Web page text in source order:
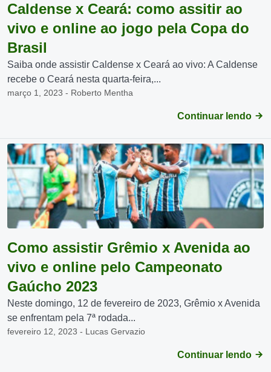
Caldense x Ceará: como assitir ao
vivo e online ao jogo pela Copa do
Brasil
Saiba onde assistir Caldense x Ceará ao vivo: A Caldense
recebe o Ceará nesta quarta-feira,...
março 1, 2023 - Roberto Mentha
Continuar lendo
Como assistir Grêmio x Avenida ao
vivo e online pelo Campeonato
Gaúcho 2023
Neste domingo, 12 de fevereiro de 2023, Grêmio x Avenida
se enfrentam pela 7ª rodada...
fevereiro 12, 2023 - Lucas Gervazio
Continuar lendo